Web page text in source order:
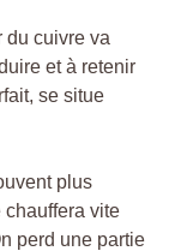
du cuivre va
et à retenir
se situe
plus
chauffera vite
perd une partie